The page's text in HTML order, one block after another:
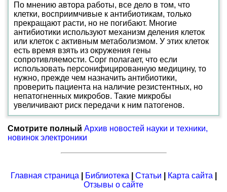
По мнению автора работы, все дело в том, что
клетки, восприимчивые к антибиотикам, только
прекращают расти, но не погибают. Многие
антибиотики используют механизм деления клеток
или клеток с активным метаболизмом. У этих клеток
есть время взять из окружения гены
сопротивляемости. Сорг полагает, что если
использовать персонифицированную медицину, то
нужно, прежде чем назначить антибиотики,
проверить пациента на наличие резистентных, но
непатогненных микробов. Такие микробы
увеличивают риск передачи к ним патогенов.
Смотрите полный Архив новостей науки и техники,
новинок электроники
Главная страница Библиотека Статьи Карта сайта
Отзывы о сайте